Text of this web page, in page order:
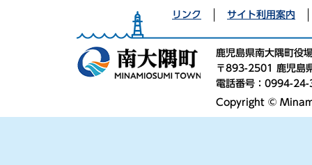
リンク サイト利用案内
鹿児島県南大隅町役
〒893-2501 鹿児島
電話番号：0994-
Copyright ©